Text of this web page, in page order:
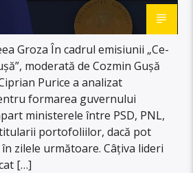
Groza În cadrul emisiunii „Ce-
moderată de Cozmin Gușă
Purice a analizat
formarea guvernului
ministerele între PSD, PNL,
portofoliilor, dacă pot
zilele următoare. Câțiva lideri
[…]